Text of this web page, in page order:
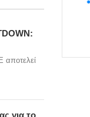
αποτελεί